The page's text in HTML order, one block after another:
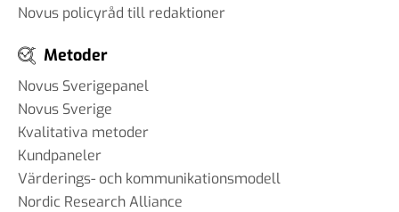
Novus policyråd till redaktioner
Metoder
Novus Sverigepanel
Novus Sverige
Kvalitativa metoder
Kundpaneler
Värderings- och kommunikationsmodell
Nordic Research Alliance